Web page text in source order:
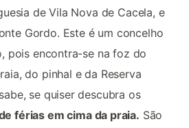
de Vila Nova de Cacela, e
Gordo. Este é um concelho
pois encontra-se na foz do
do pinhal e da Reserva
se quiser descubra os
férias em cima da praia. São